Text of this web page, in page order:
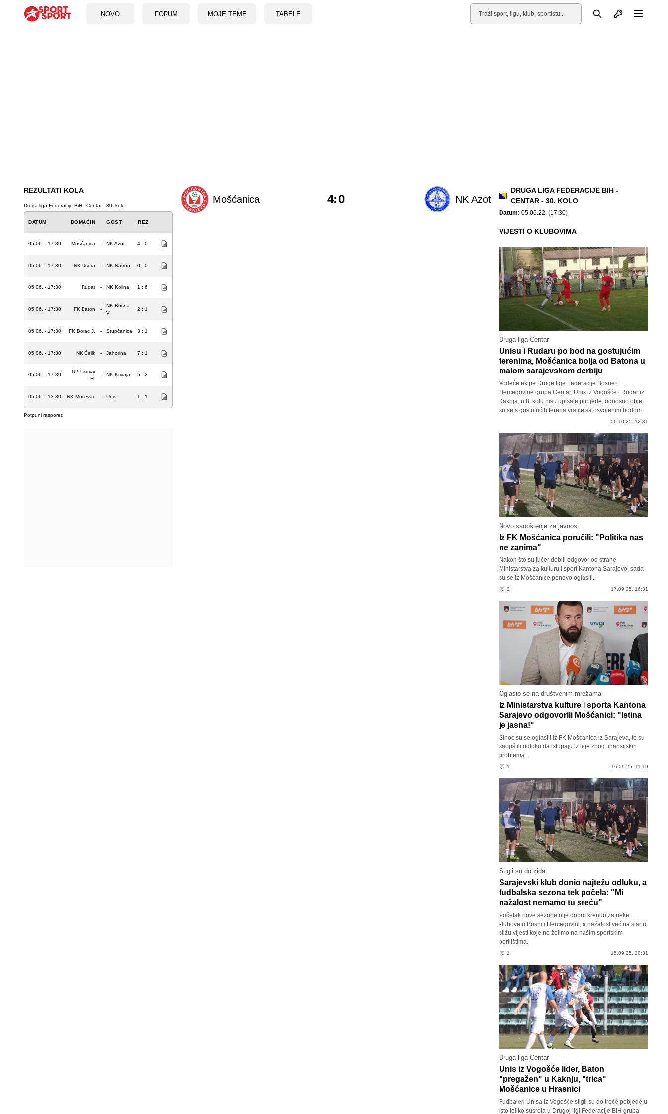
NOVO FORUM MOJE TEME TABELE
Pretraga Otvori profil
REZULTATI KOLA
Druga liga Federacije BiH - Centar - 30. kolo
DATUM DOMAĆIN GOST REZ
05.06. - 17:30 Mošćanica - NK Azot 4 : 0
05.06. - 17:30 NK Usora - NK Natron 0 : 0
05.06. - 17:30 Rudar - NK Kolina 1 : 6
05.06. - 17:30 FK Baton -
NK Bosna
V.
2 : 1
05.06. - 17:30 FK Borac J. - Stupčanica 3 : 1
05.06. - 17:30 NK Čelik - Jahorina 7 : 1
05.06. - 17:30
NK Famos
H.
- NK Krivaja 5 : 2
05.06. - 13:30 NK Moševac - Unis 1 : 1
Potpuni raspored
Mošćanica NK Azot
4:0
DRUGA LIGA FEDERACIJE BIH -
CENTAR - 30. KOLO
Datum: 05.06.22. (17:30)
VIJESTI O KLUBOVIMA
Druga liga Centar
Unisu i Rudaru po bod na gostujućim
terenima, Mošćanica bolja od Batona u
malom sarajevskom derbiju
Vodeće ekipe Druge lige Federacije Bosne i
Hercegovine grupa Centar, Unis iz Vogošće i Rudar iz
Kaknja, u 8. kolu nisu upisale pobjede, odnosno obje
su se s gostujućih terena vratile sa osvojenim bodom.
06.10.25. 12:31
Novo saopštenje za javnost
Iz FK Mošćanica poručili: "Politika nas
ne zanima"
Nakon što su jučer dobili odgovor od strane
Ministarstva za kulturu i sport Kantona Sarajevo, sada
su se iz Mošćanice ponovo oglasili.
2 17.09.25. 16:31
Oglasio se na društvenim mrežama
Iz Ministarstva kulture i sporta Kantona
Sarajevo odgovorili Mošćanici: "Istina
je jasna!"
Sinoć su se oglasili iz FK Mošćanica iz Sarajeva, te su
saopštili odluku da istupaju iz lige zbog finansijskih
problema.
1 16.09.25. 11:19
Stigli su do zida
Sarajevski klub donio najtežu odluku, a
fudbalska sezona tek počela: "Mi
nažalost nemamo tu sreću"
Početak nove sezone nije dobro krenuo za neke
klubove u Bosni i Hercegovini, a nažalost već na startu
stižu vijesti koje ne želimo na našim sportskim
borilištima.
1 15.09.25. 20:31
Druga liga Centar
Unis iz Vogošće lider, Baton
"pregažen" u Kaknju, "trica"
Mošćanice u Hrasnici
Fudbaleri Unisa iz Vogošće stigli su do treće pobjede u
isto toliko susreta u Drugoj ligi Federacije BiH grupa